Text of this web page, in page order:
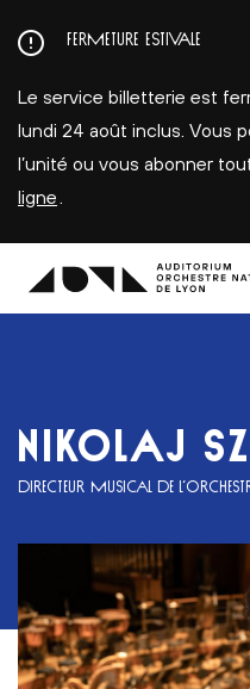
au
principal
FERMETURE ESTIVALE
Le service billetterie est
lundi 24 août inclus. Vous
l’unité ou vous abonner
ligne
NIKOLAJ
DIRECTEUR MUSICAL DE